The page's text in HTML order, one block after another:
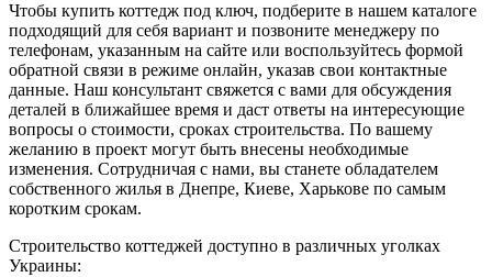
Чтобы купить коттедж под ключ, подберите в нашем каталоге
подходящий для себя вариант и позвоните менеджеру по
телефонам, указанным на сайте или воспользуйтесь формой
обратной связи в режиме онлайн, указав свои контактные
данные. Наш консультант свяжется с вами для обсуждения
деталей в ближайшее время и даст ответы на интересующие
вопросы о стоимости, сроках строительства. По вашему
желанию в проект могут быть внесены необходимые
изменения. Сотрудничая с нами, вы станете обладателем
собственного жилья в Днепре, Киеве, Харькове по самым
коротким срокам.
Строительство коттеджей доступно в различных уголках
Украины: